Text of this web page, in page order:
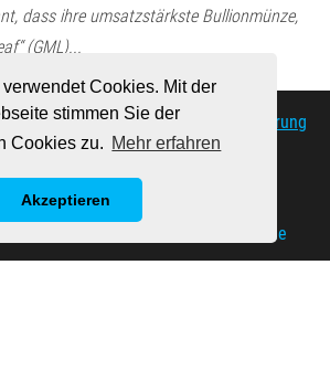
Cookies. Mit der
stimmen Sie der
Cookies zu. Mehr erfahren
Akzeptieren
dass ihre umsatzstärkste Bullionmünze,
(GML)...
|Impressum| Datenschutzerklärung
of APMEX.com
Envo Magazine